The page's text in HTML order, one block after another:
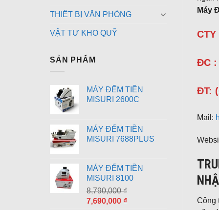
THIẾT BỊ VĂN PHÒNG
VẬT TƯ KHO QUỸ
SẢN PHẨM
MÁY ĐẾM TIỀN
MISURI 2600C
MÁY ĐẾM TIỀN
MISURI 7688PLUS
MÁY ĐẾM TIỀN
MISURI 8100
8,790,000₫
Giá
7,690,000 ₫Giá
Máy
CTY
ĐC :
ĐT:
Mail:
Công